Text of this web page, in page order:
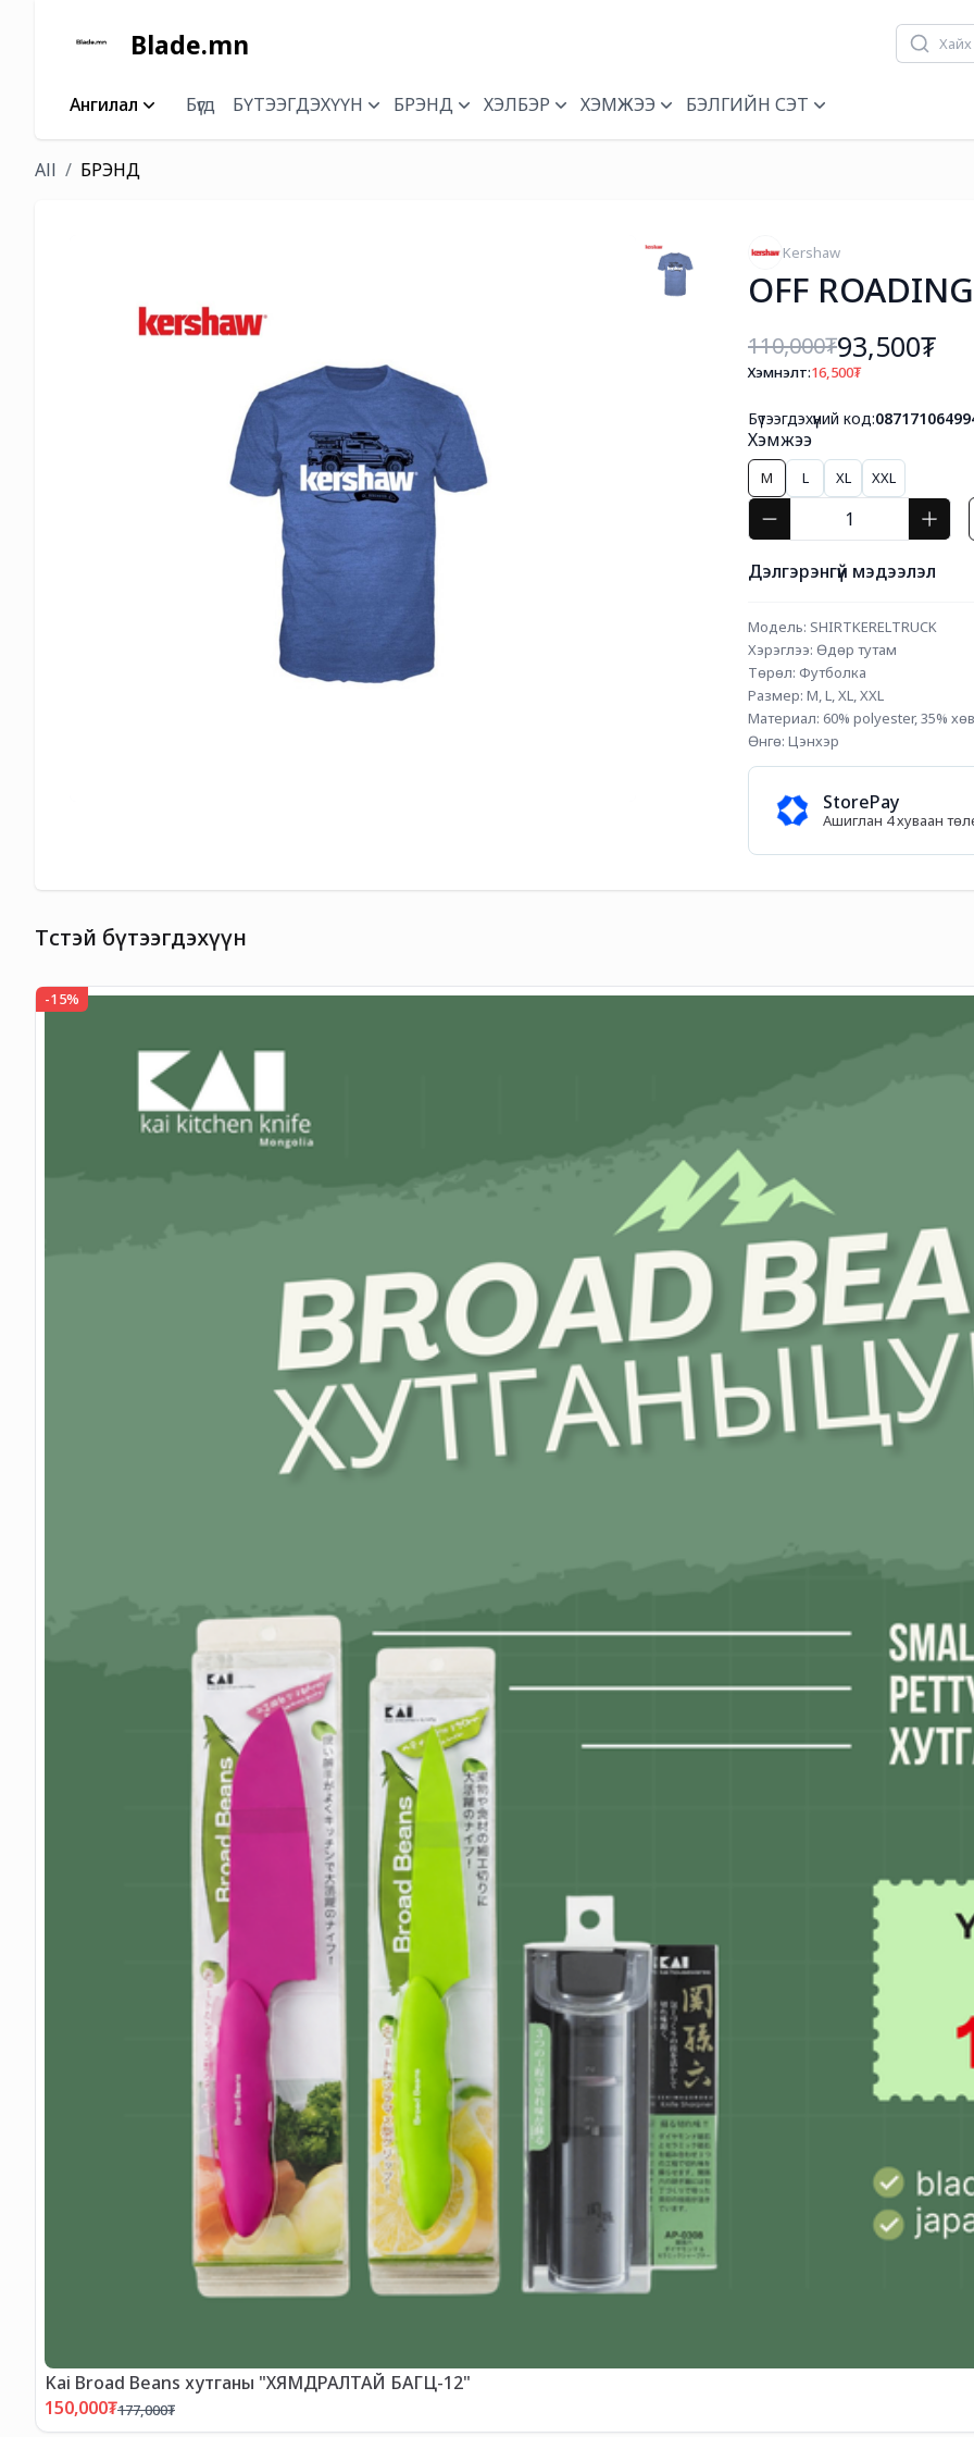
Blade.mn
Ангилал Бүгд БҮТЭЭГДЭХҮҮН БРЭНД ХЭЛБЭР ХЭМЖЭЭ БЭЛГИЙН СЭТ
All БРЭНД
Kershaw
OFF
110,000₮93,500₮
Хэмнэлт:16,500₮
Бүтээгдэхүүний код:
Хэмжээ
M L XL XXL
Дэлгэрэнгүй мэдээлэл
Модель: SHIRTKERELTRUCK
Хэрэглээ: Өдөр тутам
Төрөл: Футболка
Размер: М, L, XL, XXL
Материал: 60% polyester, 35%
Өнгө: Цэнхэр
StorePay
Ашиглан 4 хуваан
Төстэй бүтээгдэхүүн
-15%
Kai Broad Beans хутганы "ХЯМДРАЛТАЙ БАГЦ-12"
150,000₮177,000₮